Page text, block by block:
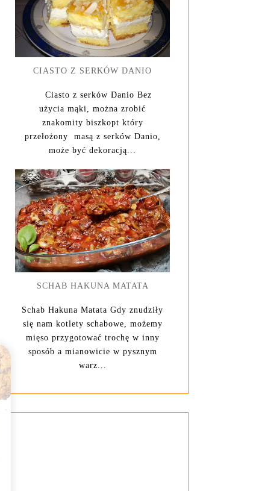
CIASTO Z SERKÓW DANIO
Ciasto z serków Danio Bez
użycia mąki, można zrobić
znakomity biszkopt który
przełożony masą z serków Danio,
może być dekoracją...
SCHAB HAKUNA MATATA
Schab Hakuna Matata Gdy znudziły
się nam kotlety schabowe, możemy
mięso przygotować trochę w inny
sposób a mianowicie w pysznym
warz...